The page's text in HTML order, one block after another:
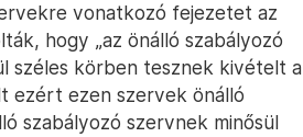
vonatkozó fejezetet az
hogy „az önálló szabályozó
széles körben tesznek kivételt a
ezért ezen szervek önálló
szabályozó szervnek minősül